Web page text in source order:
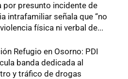
por presunto incidente de
intrafamiliar señala que “no
física ni verbal de...
Refugio en Osorno: PDI
banda dedicada al
y tráfico de drogas